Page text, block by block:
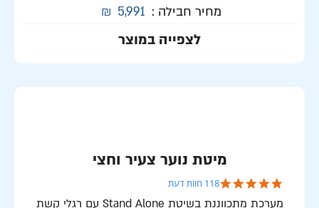
מחיר חבילה : 5,991
₪
לצפייה במוצר
מיטת נוער צעיר וחצי
4.8 star rating
118 חוות דעת
מערכת מתכווננת בשיטת Stand Alone עם רגלי קשת